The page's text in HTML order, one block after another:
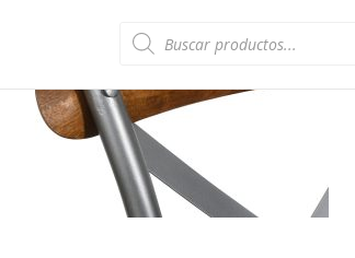
Búsqueda
de
productos